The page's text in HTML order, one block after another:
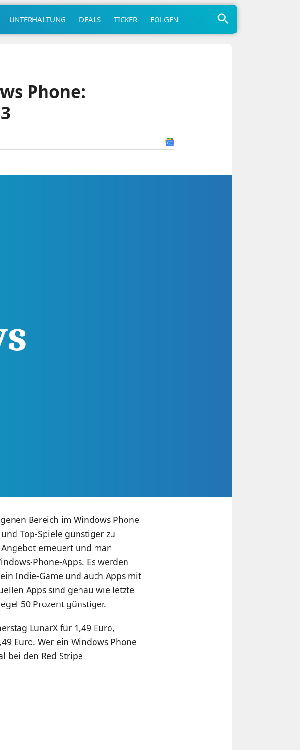
UNTERHALTUNG DEALS TICKER FOLGEN
Phone:
Bereich im Windows Phone
Top-Spiele günstiger zu
erneuert und man
Phone-Apps. Es werden
Indie-Game und auch Apps mit
Apps sind genau wie letzte
50 Prozent günstiger.
LunarX für 1,49 Euro,
Euro. Wer ein Windows Phone
bei den Red Stripe